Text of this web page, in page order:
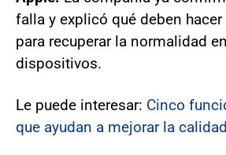
falla y explicó qué deben
para recuperar la normalidad
dispositivos.
Le puede interesar: Cinco
que ayudan a mejorar la